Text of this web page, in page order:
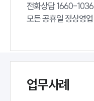
전화상담 1660-1036
모든 공휴일 정상영업
업무사례